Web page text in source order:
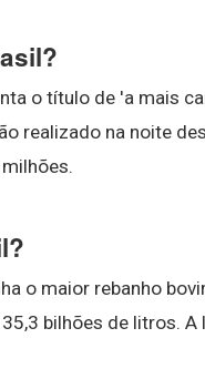
o título de 'a mais
realizado na noite
o maior rebanho
bilhões de litros.